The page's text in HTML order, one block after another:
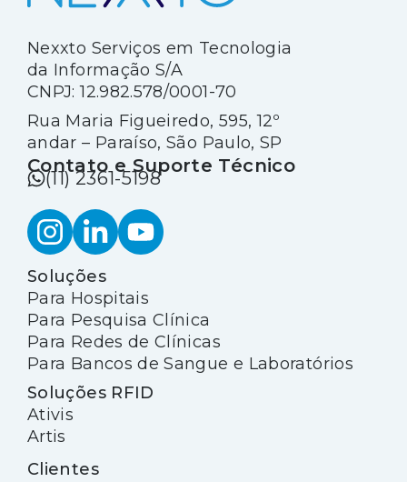
Nexxto Serviços em Tecnologia
da Informação S/A
CNPJ: 12.982.578/0001-70
Rua Maria Figueiredo, 595, 12º
andar – Paraíso, São Paulo, SP
Contato e Suporte Técnico
(11) 2361-5198
Soluções
Para Hospitais
Para Pesquisa Clínica
Para Redes de Clínicas
Para Bancos de Sangue e Laboratórios
Soluções RFID
Ativis
Artis
Clientes